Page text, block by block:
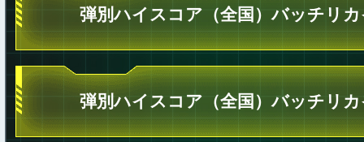
弾別ハイスコア（全国）バッチリ
弾別ハイスコア（全国）バッチリ